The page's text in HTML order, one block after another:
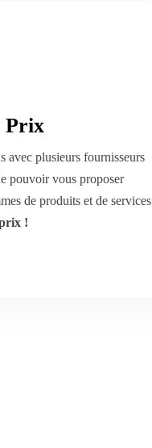
Prix
avec plusieurs fournisseurs
pouvoir vous proposer
de produits et de services
!